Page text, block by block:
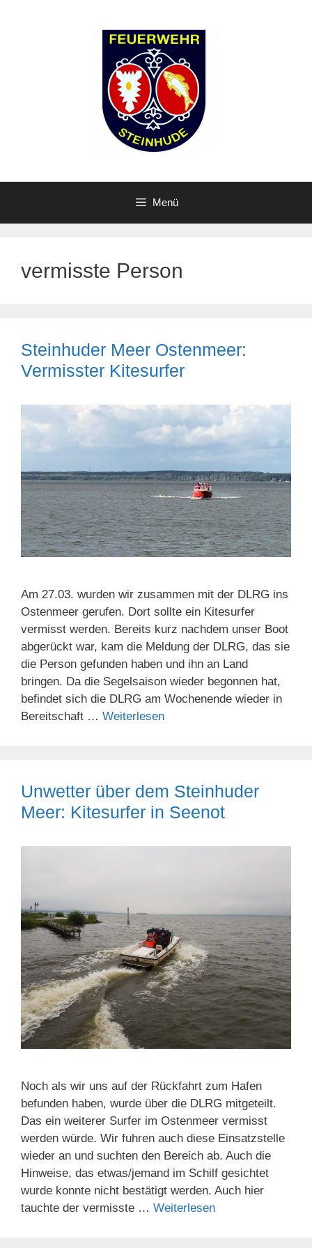
Menü
vermisste Person
Steinhuder Meer Ostenmeer:
Vermisster Kitesurfer
Am 27.03. wurden wir zusammen mit der DLRG ins
Ostenmeer gerufen. Dort sollte ein Kitesurfer
vermisst werden. Bereits kurz nachdem unser Boot
abgerückt war, kam die Meldung der DLRG, das sie
die Person gefunden haben und ihn an Land
bringen. Da die Segelsaison wieder begonnen hat,
befindet sich die DLRG am Wochenende wieder in
Bereitschaft … Weiterlesen
Unwetter über dem Steinhuder
Meer: Kitesurfer in Seenot
Noch als wir uns auf der Rückfahrt zum Hafen
befunden haben, wurde über die DLRG mitgeteilt.
Das ein weiterer Surfer im Ostenmeer vermisst
werden würde. Wir fuhren auch diese Einsatzstelle
wieder an und suchten den Bereich ab. Auch die
Hinweise, das etwas/jemand im Schilf gesichtet
wurde konnte nicht bestätigt werden. Auch hier
tauchte der vermisste … Weiterlesen